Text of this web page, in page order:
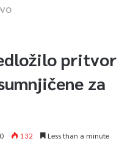
pritvor
za
0 132 Less than a minute